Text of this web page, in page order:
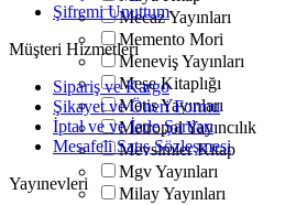
Mecaz Yayınları
Memento Mori
Meneviş Yayınları
Meşe Kitaplığı
Metis Yayınları
Metropol Yayıncılık
Mevsimler Kitap
Mgv Yayınları
Milay Yayınları
Şifremi Unuttum
Müşteri Hizmetleri
Sipariş ve Kargo
Şikayet ve Öneri Formu
İptal ve ve İade Şartları
Mesafeli Satış Sözleşmesi
Yayınevleri